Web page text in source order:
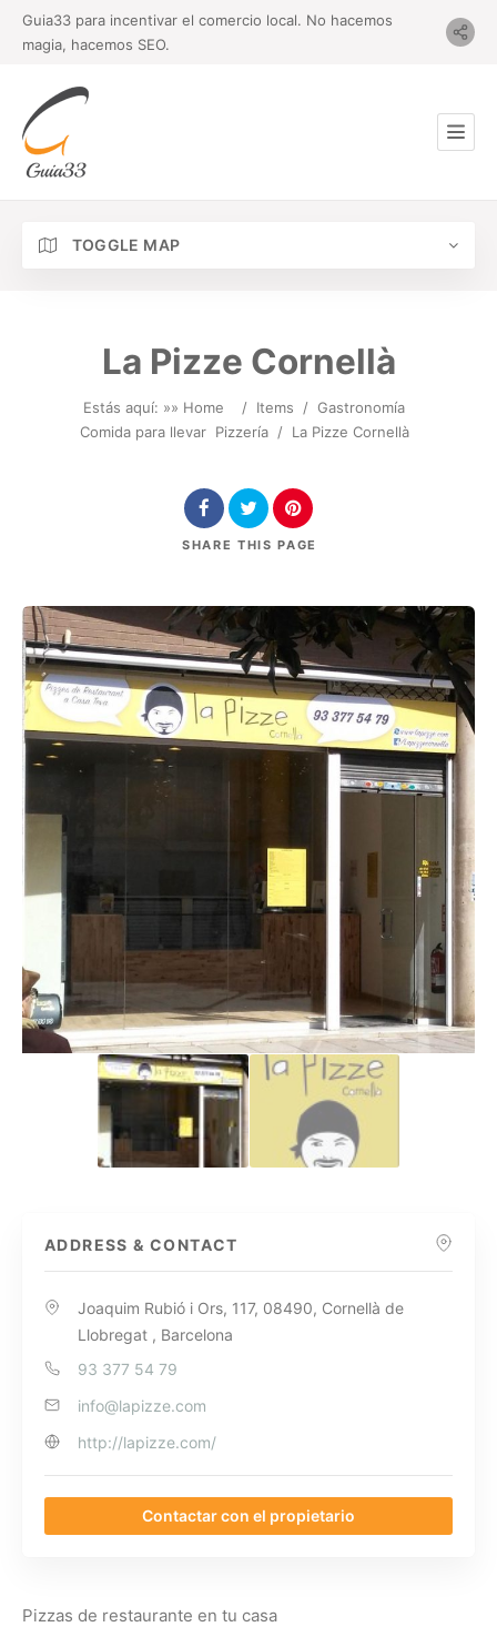
Guia33 para incentivar el comercio local. No hacemos
magia, hacemos SEO.
TOGGLE MAP
La Pizze Cornellà
Estás aquí: »» Home / Items / Gastronomía
Comida para llevar Pizzería / La Pizze Cornellà
SHARE THIS PAGE
ADDRESS & CONTACT
Joaquim Rubió i Ors, 117, 08490, Cornellà de
Llobregat , Barcelona
93 377 54 79
info@lapizze.com
http://lapizze.com/
Contactar con el propietario
Pizzas de restaurante en tu casa